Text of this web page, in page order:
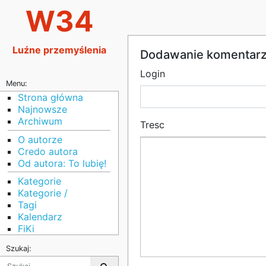
W34
Luźne przemyślenia
Menu:
Strona główna
Najnowsze
Archiwum
O autorze
Credo autora
Od autora: To lubię!
Kategorie
Kategorie /
Tagi
Kalendarz
FiKi
Szukaj:
Dodawanie
Login
Tresc